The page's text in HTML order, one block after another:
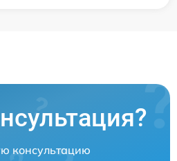
консультацию